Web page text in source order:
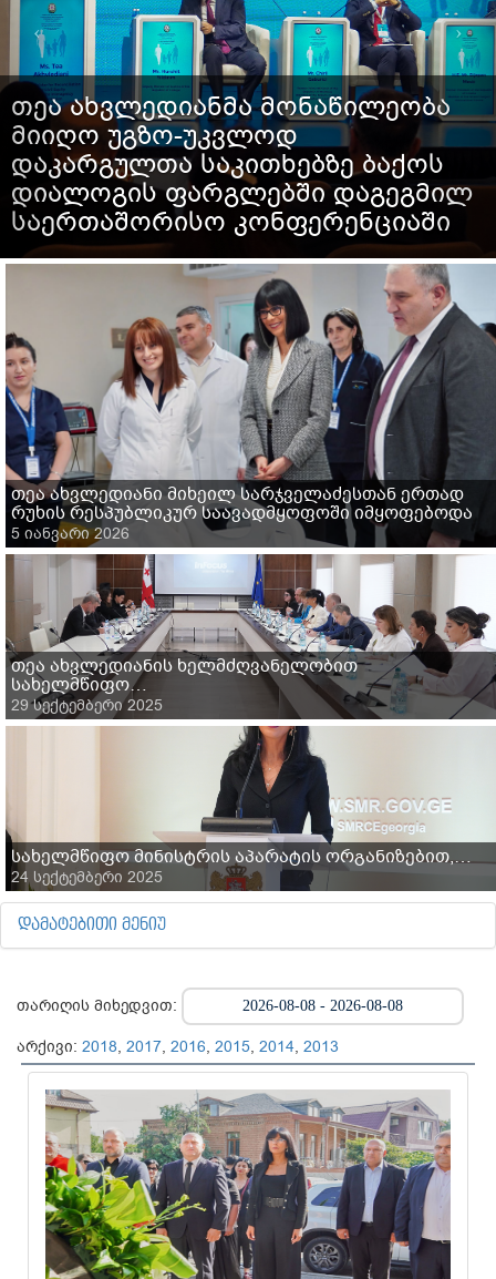
თეა ახვლედიანმა მონაწილეობა
მიიღო უგზო-უკვლოდ
დაკარგულთა საკითხებზე ბაქოს
დიალოგის ფარგლებში დაგეგმილ
საერთაშორისო კონფერენციაში
თეა ახვლედიანი მიხეილ სარჯველაძესთან ერთად
რუხის რესპუბლიკურ საავადმყოფოში იმყოფებოდა
5 იანვარი 2026
თეა ახვლედიანის ხელმძღვანელობით
სახელმწიფო…
29 სექტემბერი 2025
სახელმწიფო მინისტრის აპარატის ორგანიზებით,…
24 სექტემბერი 2025
ᲓᲐᲛᲐᲢᲔᲑᲘᲗᲘ ᲛᲔᲜᲘᲣ
თარიღის მიხედვით:
არქივი: 2018, 2017, 2016, 2015, 2014, 2013